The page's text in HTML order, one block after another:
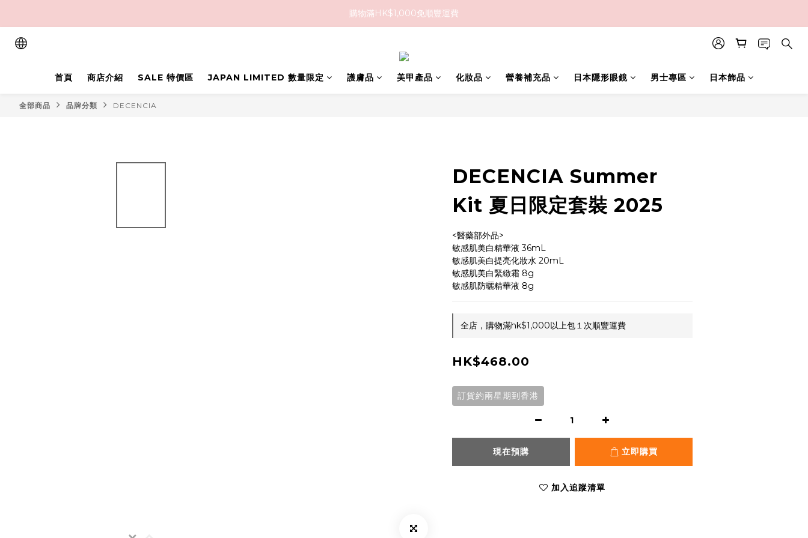
購物滿HK$1,000免順豐運費
購物滿HK$1,000免順豐運費
首頁
商店介紹 SALE 特價區 JAPAN LIMITED 數量限定 護膚品 美甲產品 化妝品 營養補充品 日本隱形眼鏡 男士專區 日本飾品
全部商品 品牌分類 DECENCIA
DECENCIA Summer
Kit 夏日限定套裝 2025
<醫藥部外品>
敏感肌美白精華液 36mL
敏感肌美白提亮化妝水 20mL
敏感肌美白緊緻霜 8g
敏感肌防曬精華液 8g
全店，購物滿hk$1,000以上包１次順豐運費
HK$468.00
訂貨約兩星期到香港
現在預購 立即購買
加入追蹤清單